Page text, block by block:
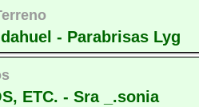
- Parabrisas Lyg
ETC. - Sra _.sonia